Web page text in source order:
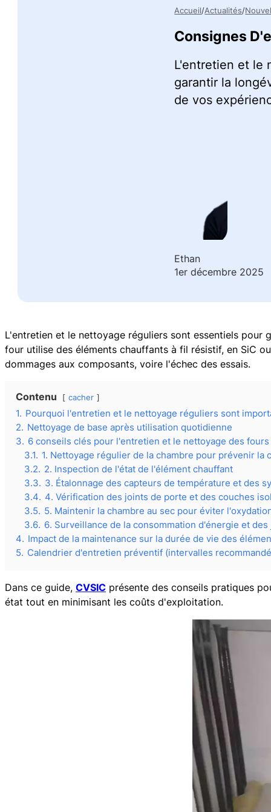
Accueil Actualités
Consignes
L'entretien et le
garantir la
de vos
Ethan
1er décembre 2025
L'entretien et le nettoyage réguliers sont essentiels
four utilise des éléments chauffants à fil résistif, en SiC
dommages aux composants, voire l'échec des essais.
Contenu cacher
1. Pourquoi l'entretien et le nettoyage réguliers sont
2. Nettoyage de base après utilisation quotidienne
3. 6 conseils clés pour l'entretien et le nettoyage des fours
3.1. 1. Nettoyage régulier de la chambre pour prévenir la
3.2. 2. Inspection de l'état de l'élément chauffant
3.3. 3. Étalonnage des capteurs de température et des
3.4. 4. Vérification des joints de porte et des couches
3.5. 5. Maintenir la chambre au sec pour éviter
3.6. 6. Surveillance de la consommation d'énergie et
4.
Impact de la maintenance sur la durée de vie des
5. Calendrier d'entretien préventif (intervalles
Dans ce guide, CVSIC présente des conseils pratiques
état tout en minimisant les coûts d'exploitation.